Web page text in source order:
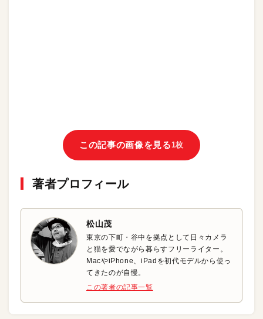
この記事の画像を見る1枚
著者プロフィール
松山茂
東京の下町・谷中を拠点として日々カメラ
と猫を愛でながら暮らすフリーライター。
MacやiPhone、iPadを初代モデルから使っ
てきたのが自慢。
この著者の記事一覧